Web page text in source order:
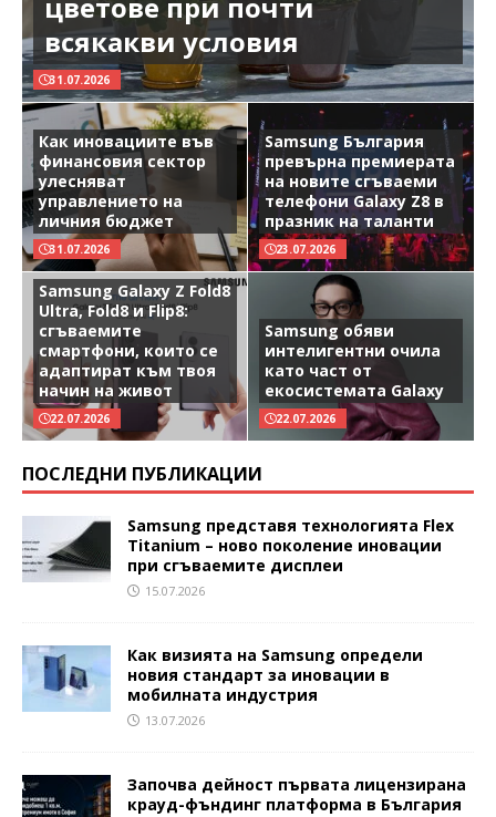
всякакви условия
31.07.2026
Как иновациите във
финансовия сектор
улесняват
управлението на
личния бюджет
31.07.2026
Samsung България
превърна премиерата
на новите сгъваеми
телефони Galaxy Z8 в
празник на таланти
23.07.2026
Samsung Galaxy Z Fold8
Ultra, Fold8 и Flip8:
сгъваемите
смартфони, които се
адаптират към твоя
начин на живот
22.07.2026
Samsung обяви
интелигентни очила
като част от
екосистемата Galaxy
22.07.2026
ПОСЛЕДНИ ПУБЛИКАЦИИ
Samsung представя технологията Flex
Titanium – ново поколение иновации
при сгъваемите дисплеи
15.07.2026
Как визията на Samsung определи
новия стандарт за иновации в
мобилната индустрия
13.07.2026
Започва дейност първата лицензирана
крауд-фъндинг платформа в България